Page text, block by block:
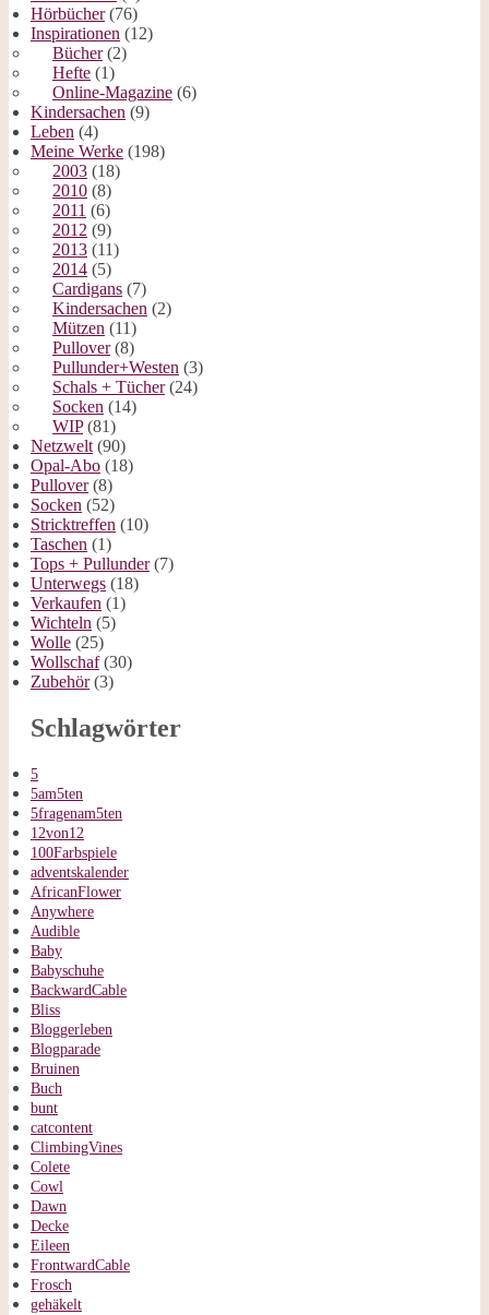
Hörbücher(76)
Inspirationen (12)
Bücher(2)
Hefte (1)
Online-Magazine (6)
Kindersachen (9)
Leben (4)
Meine Werke (198)
2003 (18)
2010 (8)
2011 (6)
2012 (9)
2013 (11)
2014 (5)
Cardigans (7)
Kindersachen (2)
Mützen (11)
Pullover(8)
Pullunder+Westen (3)
Schals + Tücher(24)
Socken (14)
WIP(81)
Netzwelt (90)
Opal-Abo (18)
Pullover(8)
Socken (52)
Stricktreffen (10)
Taschen (1)
Tops + Pullunder(7)
Unterwegs (18)
Verkaufen (1)
Wichteln (5)
Wolle (25)
Wollschaf(30)
Zubehör(3)
Schlagwörter
5
5am5ten
5fragenam5ten
12von12
100Farbspiele
adventskalender
AfricanFlower
Anywhere
Audible
Baby
Babyschuhe
BackwardCable
Bliss
Bloggerleben
Blogparade
Bruinen
Buch
bunt
catcontent
ClimbingVines
Colete
Cowl
Dawn
Decke
Eileen
FrontwardCable
Frosch
gehäkelt